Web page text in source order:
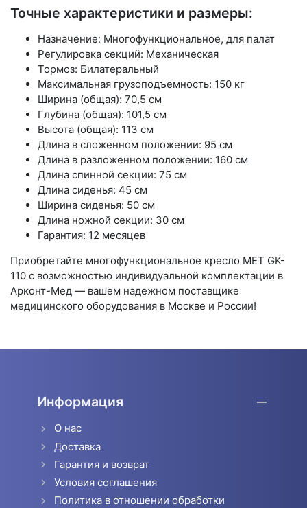
Точные характеристики и размеры:
Назначение: Многофункциональное, для палат
Регулировка секций: Механическая
Тормоз: Билатеральный
Максимальная грузоподъемность: 150 кг
Ширина (общая): 70,5 см
Глубина (общая): 101,5 см
Высота (общая): 113 см
Длина в сложенном положении: 95 см
Длина в разложенном положении: 160 см
Длина спинной секции: 75 см
Длина сиденья: 45 см
Ширина сиденья: 50 см
Длина ножной секции: 30 см
Гарантия: 12 месяцев
Приобретайте многофункциональное кресло МЕТ GK-
110 с возможностью индивидуальной комплектации в
Арконт-Мед — вашем надежном поставщике
медицинского оборудования в Москве и России!
Информация
О нас
Доставка
Гарантия и возврат
Условия соглашения
Политика в отношении обработки